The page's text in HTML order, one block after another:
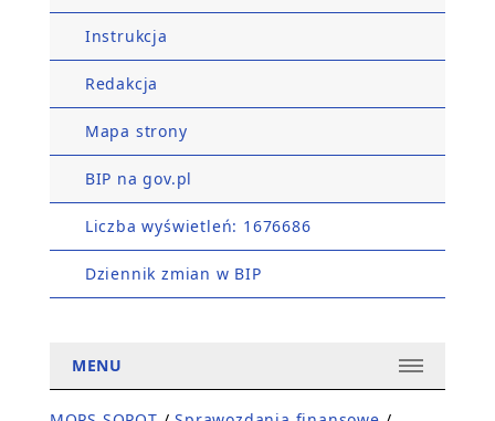
Instrukcja
Redakcja
Mapa strony
BIP na gov.pl
Liczba wyświetleń: 1676686
Dziennik zmian w BIP
MENU